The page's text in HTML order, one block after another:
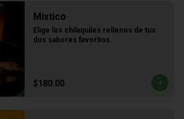
Mixtico
Elige los chilaquiles rellenos de tus
dos sabores favoritos.
$180.00